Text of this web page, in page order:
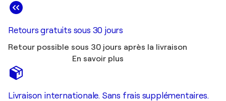
Retours gratuits sous 30 jours
Retour possible sous 30 jours après la livraison
En savoir plus
Livraison internationale. Sans frais supplémentaires.